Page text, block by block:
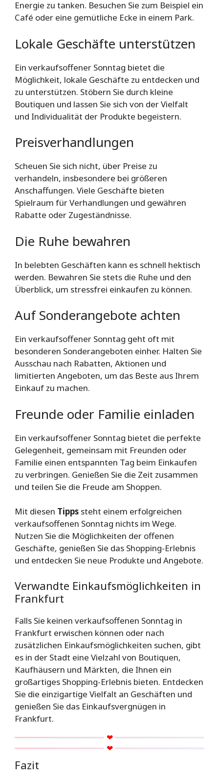
Energie zu tanken. Besuchen Sie zum Beispiel ein
Café oder eine gemütliche Ecke in einem Park.
Lokale Geschäfte unterstützen
Ein verkaufsoffener Sonntag bietet die
Möglichkeit, lokale Geschäfte zu entdecken und
zu unterstützen. Stöbern Sie durch kleine
Boutiquen und lassen Sie sich von der Vielfalt
und Individualität der Produkte begeistern.
Preisverhandlungen
Scheuen Sie sich nicht, über Preise zu
verhandeln, insbesondere bei größeren
Anschaffungen. Viele Geschäfte bieten
Spielraum für Verhandlungen und gewähren
Rabatte oder Zugeständnisse.
Die Ruhe bewahren
In belebten Geschäften kann es schnell hektisch
werden. Bewahren Sie stets die Ruhe und den
Überblick, um stressfrei einkaufen zu können.
Auf Sonderangebote achten
Ein verkaufsoffener Sonntag geht oft mit
besonderen Sonderangeboten einher. Halten Sie
Ausschau nach Rabatten, Aktionen und
limitierten Angeboten, um das Beste aus Ihrem
Einkauf zu machen.
Freunde oder Familie einladen
Ein verkaufsoffener Sonntag bietet die perfekte
Gelegenheit, gemeinsam mit Freunden oder
Familie einen entspannten Tag beim Einkaufen
zu verbringen. Genießen Sie die Zeit zusammen
und teilen Sie die Freude am Shoppen.
Mit diesen Tipps steht einem erfolgreichen
verkaufsoffenen Sonntag nichts im Wege.
Nutzen Sie die Möglichkeiten der offenen
Geschäfte, genießen Sie das Shopping-Erlebnis
und entdecken Sie neue Produkte und Angebote.
Verwandte Einkaufsmöglichkeiten in
Frankfurt
Falls Sie keinen verkaufsoffenen Sonntag in
Frankfurt erwischen können oder nach
zusätzlichen Einkaufsmöglichkeiten suchen, gibt
es in der Stadt eine Vielzahl von Boutiquen,
Kaufhäusern und Märkten, die Ihnen ein
großartiges Shopping-Erlebnis bieten. Entdecken
Sie die einzigartige Vielfalt an Geschäften und
genießen Sie das Einkaufsvergnügen in
Frankfurt.
Fazit